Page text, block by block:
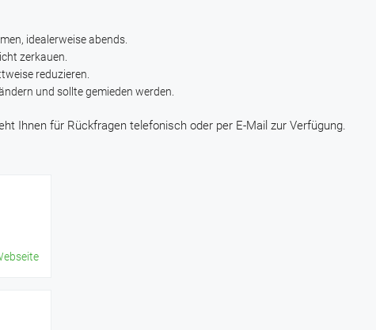
idealerweise abends.
zerkauen.
reduzieren.
und sollte gemieden werden.
Ihnen für Rückfragen telefonisch oder per E-Mail zur Verfügung.